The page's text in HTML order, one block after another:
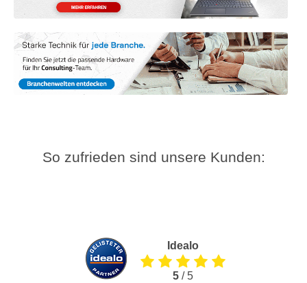
So zufrieden sind unsere Kunden:
Idealo
5/ 5